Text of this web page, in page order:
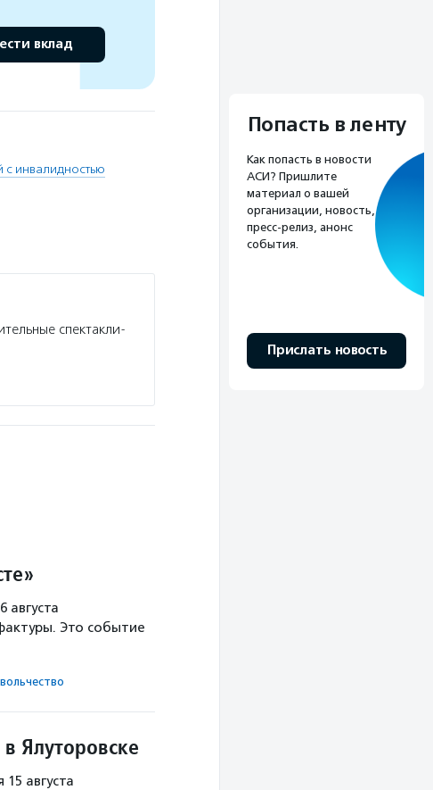
вклад
с инвалидностью
спектакли-
Это событие
Ялуторовске
августа
Попасть в ленту
Как попасть в новости
АСИ? Пришлите
материал о вашей
организации, новость,
пресс-релиз, анонс
события.
Прислать новость